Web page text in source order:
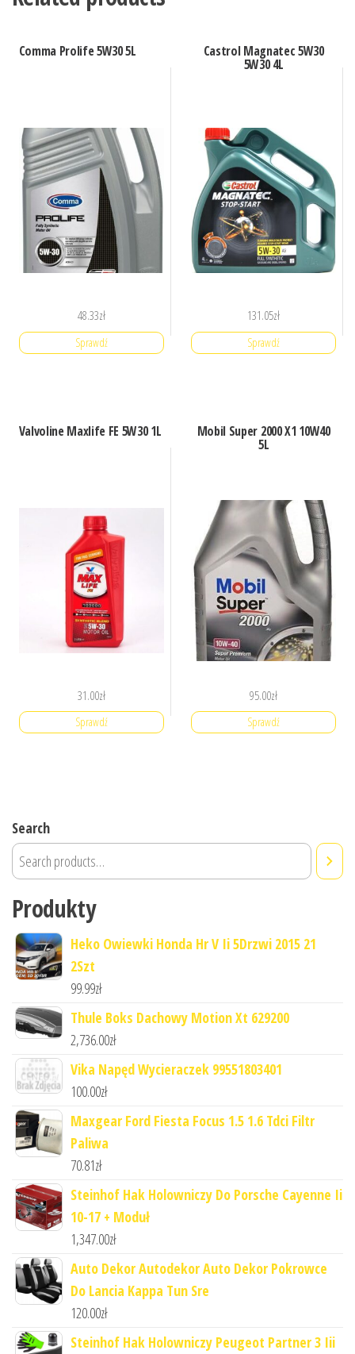
Comma Prolife 5W30 5L
48.33zł
Sprawdź
Castrol Magnatec 5W30
5W30 4L
131.05zł
Sprawdź
Valvoline Maxlife FE 5W30 1L
31.00zł
Sprawdź
Mobil Super 2000 X1 10W40
5L
95.00zł
Sprawdź
Search
Produkty
Heko Owiewki Honda Hr V Ii 5Drzwi 2015 21
2Szt
99.99zł
Thule Boks Dachowy Motion Xt 629200
2,736.00zł
Vika Napęd Wycieraczek 99551803401
100.00zł
Maxgear Ford Fiesta Focus 1.5 1.6 Tdci Filtr
Paliwa
70.81zł
Steinhof Hak Holowniczy Do Porsche Cayenne Ii
10-17 + Moduł
1,347.00zł
Auto Dekor Autodekor Auto Dekor Pokrowce
Do Lancia Kappa Tun Sre
120.00zł
Steinhof Hak Holowniczy Peugeot Partner 3 Iii